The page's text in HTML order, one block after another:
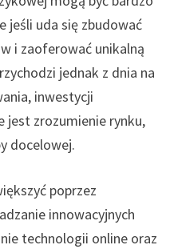
jeśli uda się zbudować
i zaoferować unikalną
jednak z dnia na
inwestycji
jest zrozumienie rynku,
docelowej.
poprzez
innowacyjnych
technologii online oraz